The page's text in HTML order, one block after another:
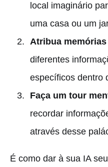
local imaginário
uma casa ou um
Atribua
diferentes
específicos dentro
Faça um tour
recordar
através desse
É como dar à sua IA